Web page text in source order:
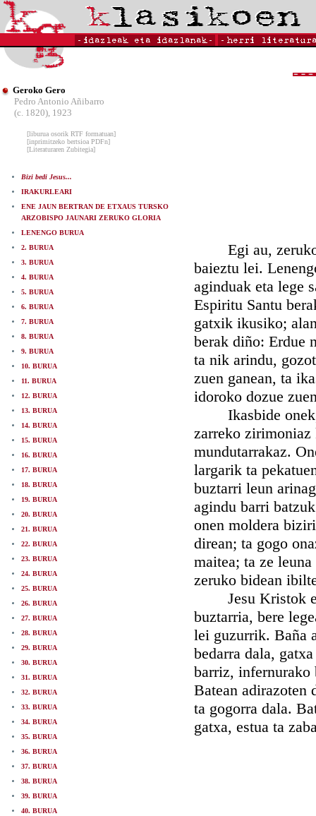
Geroko Gero
Pedro Antonio Añibarro
(c. 1820), 1923
[liburua osorik RTF formatuan]
[inprimitzeko bertsioa PDFn]
[Literaturaren Zubitegia]
Bizi bedi Jesus...
IRAKURLEARI
ENE JAUN BERTRAN DE ETXAUS TURSKO
ARZOBISPO JAUNARI ZERUKO GLORIA
LENENGO BURUA
2. BURUA
3. BURUA
4. BURUA
5. BURUA
6. BURUA
7. BURUA
8. BURUA
9. BURUA
10. BURUA
11. BURUA
12. BURUA
13. BURUA
14. BURUA
15. BURUA
16. BURUA
17. BURUA
18. BURUA
19. BURUA
20. BURUA
21. BURUA
22. BURUA
23. BURUA
24. BURUA
25. BURUA
26. BURUA
27. BURUA
28. BURUA
29. BURUA
30. BURUA
31. BURUA
32. BURUA
33. BURUA
34. BURUA
35. BURUA
36. BURUA
37. BURUA
38. BURUA
39. BURUA
40. BURUA
Egi au, zeruko
baieztu lei.
aginduak eta lege
Espiritu Santu
gatxik ikusiko;
berak diño: Erdue
ta nik arindu,
zuen ganean, ta
idoroko dozue
Ikasbide onek,
zarreko
mundutarrakaz.
largarik ta
buztarri leun
agindu barri
onen moldera
direan; ta gogo
maitea; ta ze
zeruko bidean
Jesu Kristok
buztarria, bere
lei guzurrik. Baña
bedarra dala,
barriz, infernurako
Batean adirazoten
ta gogorra dala.
gatxa, estua ta